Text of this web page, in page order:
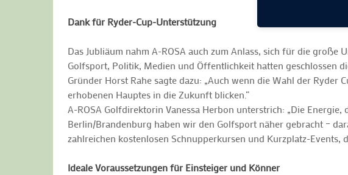
Dank für Ryder-Cup-Unterstützung
Das Jubliäum nahm A-ROSA auch zum Anlass, sich für die
Golfsport, Politik, Medien und Öffentlichkeit hatten geschlossen
Gründer Horst Rahe sagte dazu: „Auch wenn die Wahl der
erhobenen Hauptes in die Zukunft blicken.“
A-ROSA Golfdirektorin Vanessa Herbon unterstrich: „Die
Berlin/Brandenburg haben wir den Golfsport näher gebracht –
zahlreichen kostenlosen Schnupperkursen und Kurzplatz-
Ideale Voraussetzungen für Einsteiger und Könner